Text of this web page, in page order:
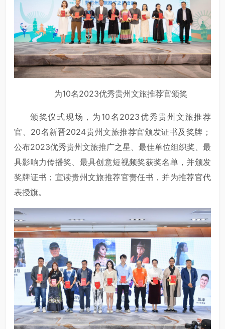
为10名2023优秀贵州文旅推荐官颁奖
颁奖仪式现场，为10名2023优秀贵州文旅推荐
官、20名新晋2024贵州文旅推荐官颁发证书及奖牌；
公布2023优秀贵州文旅推广之星、最佳单位组织奖、最
具影响力传播奖、最具创意短视频奖获奖名单，并颁发
奖牌证书；宣读贵州文旅推荐官责任书，并为推荐官代
表授旗。